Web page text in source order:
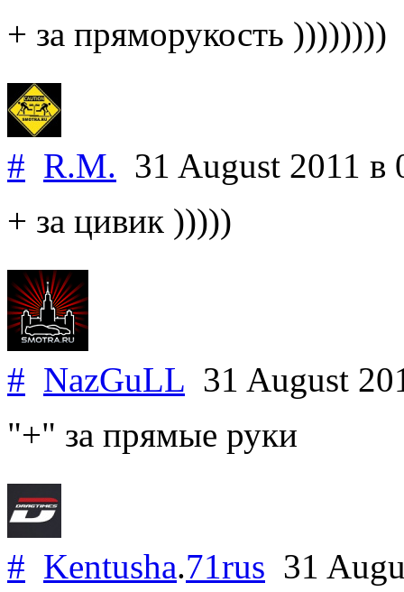
+ за пряморукость ))))))))
# R.M. 31 August 2011 в
+ за цивик )))))
# NazGuLL 31 August
"+" за прямые руки
# Kentusha.71rus 31